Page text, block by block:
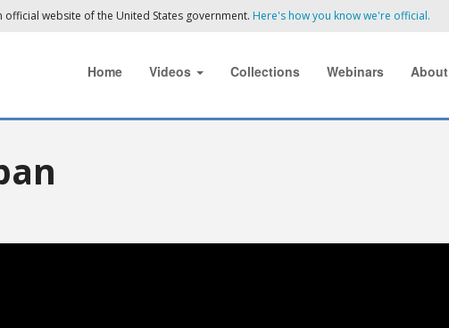
official website of the United States government. Here's how you know we're official.
Home Videos Collections Webinars About